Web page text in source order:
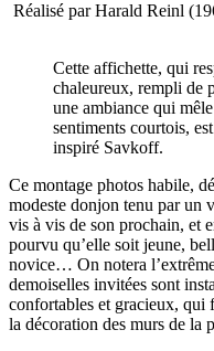
Réalisé par Harald Reinl
Cette affichette, qui
chaleureux, rempli de
une ambiance qui
sentiments courtois,
inspiré Savkoff.
Ce montage photos habile,
modeste donjon tenu par un
vis à vis de son prochain, et
pourvu qu’elle soit jeune,
novice… On notera
demoiselles invitées sont
confortables et gracieux, qui
la décoration des murs de la